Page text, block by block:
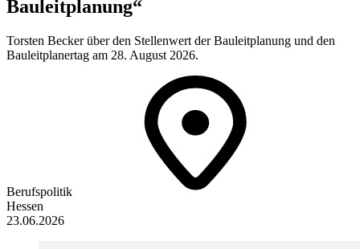
Bauleitplanung“
Torsten Becker über den Stellenwert der Bauleitplanung und den
Bauleitplanertag am 28. August 2026.
Berufspolitik
Hessen
23.06.2026